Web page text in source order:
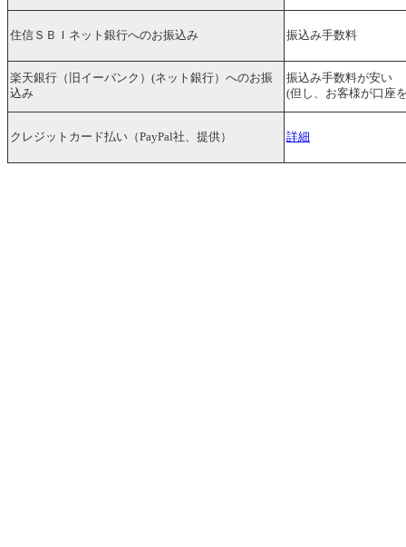
住信ＳＢＩネット銀行へのお振込み 振込み手数料
楽天銀行（旧イーバンク）(ネット銀行）へのお振
込み
振込み手数料が安い
(但し、お客様が口座
クレジットカード払い（PayPal社、提供） 詳細